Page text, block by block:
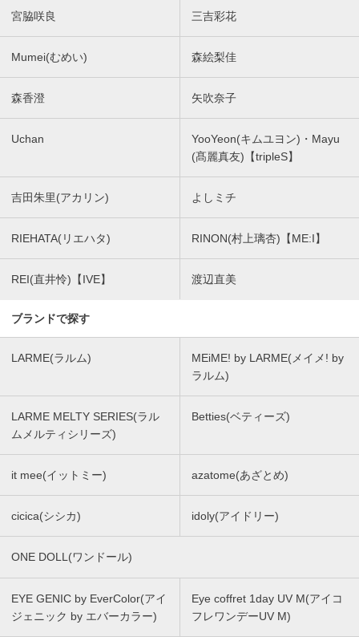
宮脇咲良 三吉彩花
Mumei(むめい) 森絵梨佳
森香澄 矢吹奈子
Uchan
YooYeon(キムユヨン)・Mayu
(髙麗真友)【tripleS】
吉田朱里(アカリン) よしミチ
RIEHATA(リエハタ) RINON(村上璃杏)【ME:I】
REI(直井怜)【IVE】 渡辺直美
ブランドで探す
LARME(ラルム)
MEiME! by LARME(メイメ! by
ラルム)
LARME MELTY SERIES(ラル
ムメルティシリーズ)
Betties(ベティーズ)
it mee(イットミー) azatome(あざとめ)
cicica(シシカ) idoly(アイドリー)
ONE DOLL(ワンドール)
EYE GENIC by EverColor(アイ
ジェニック by エバーカラー)
Eye coffret 1day UV M(アイコ
フレワンデーUV M)